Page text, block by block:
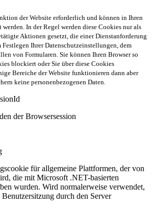
der Website erforderlich und können in Ihren
In der Regel werden diese Cookies nur als
Aktionen gesetzt, die einer Dienstanforderung
Festlegen Ihrer Datenschutzeinstellungen, dem
von Formularen. Sie können Ihren Browser so
blockiert oder Sie über diese Cookies
Bereiche der Website funktionieren dann aber
keine personenbezogenen Daten.
der Browsersession
für allgemeine Plattformen, der von
die mit Microsoft .NET-basierten
wurden. Wird normalerweise verwendet,
durch den Server